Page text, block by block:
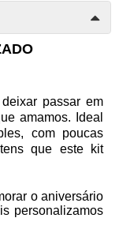
passar em
amamos. Ideal
com poucas
que este kit
o aniversário
personalizamos